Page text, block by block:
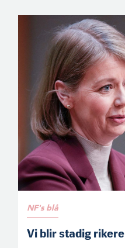
NF's blå
Vi blir stadig rikere